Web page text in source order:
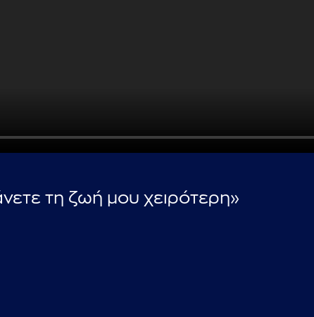
τη ζωή μου χειρότερη»